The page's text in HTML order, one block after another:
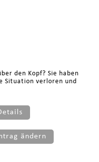
den Kopf? Sie haben
Situation verloren und
ändern